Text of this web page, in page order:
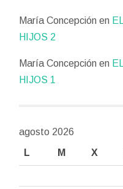
María Concepción en
HIJOS 2
María Concepción en
HIJOS 1
agosto 2026
L
M X